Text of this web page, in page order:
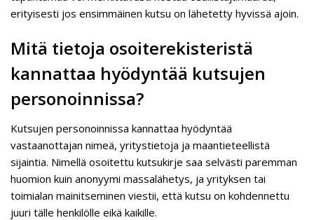
erityisesti jos ensimmäinen kutsu on lähetetty hyvissä ajoin.
Mitä tietoja osoiterekisteristä
kannattaa hyödyntää kutsujen
personoinnissa?
Kutsujen personoinnissa kannattaa hyödyntää
vastaanottajan nimeä, yritystietoja ja maantieteellistä
sijaintia. Nimellä osoitettu kutsukirje saa selvästi paremman
huomion kuin anonyymi massalähetys, ja yrityksen tai
toimialan mainitseminen viestii, että kutsu on kohdennettu
juuri tälle henkilölle eikä kaikille.